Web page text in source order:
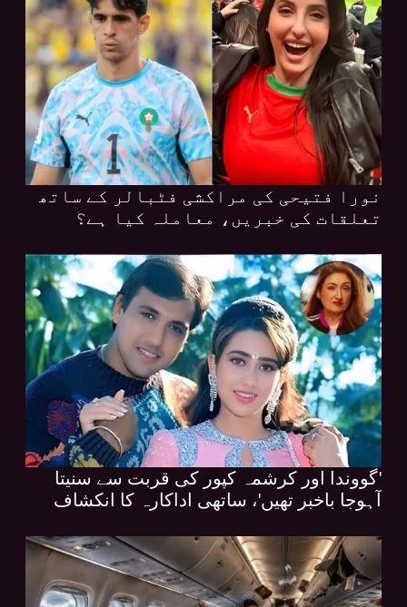
نورا فتیحی کی مراکشی فٹبالر کے ساتھ
تعلقات کی خبریں، معاملہ کیا ہے؟
'گووندا اور کرشمہ کپور کی قربت سے سنیتا
آہوجا باخبر تھیں'، ساتھی اداکارہ کا انکشاف